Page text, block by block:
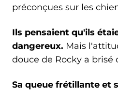
préconçues sur les
Ils pensaient qu'ils
dangereux. Mais
douce de Rocky a brisé
Sa queue frétillante et